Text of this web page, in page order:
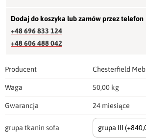
Dodaj do koszyka lub zamów przez telefon
+48 696 833 124
+48 606 488 042
Producent Chesterfield
Waga 50,00 kg
Gwarancja 24 miesiące
grupa tkanin sofa grupa III